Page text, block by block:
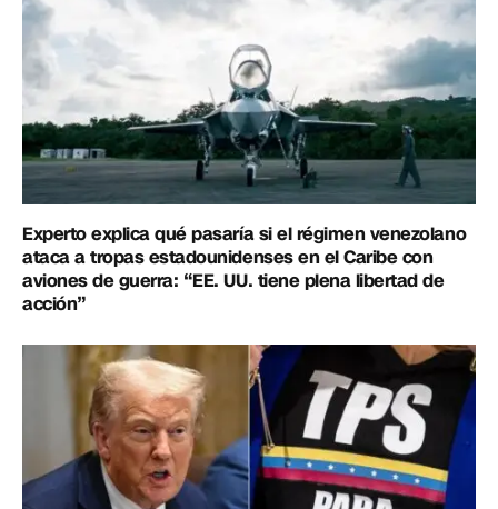
Experto explica qué pasaría si el régimen venezolano
ataca a tropas estadounidenses en el Caribe con
aviones de guerra: “EE. UU. tiene plena libertad de
acción”